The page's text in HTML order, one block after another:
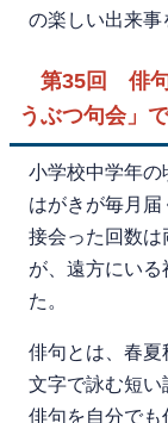
の楽しい出来事
第35回 俳句
うぶつ句会」
小学校中学年
はがきが毎月
接会った回数は
が、遠方にい
た。
俳句とは、春
文字で詠む短い
俳句を自分でも